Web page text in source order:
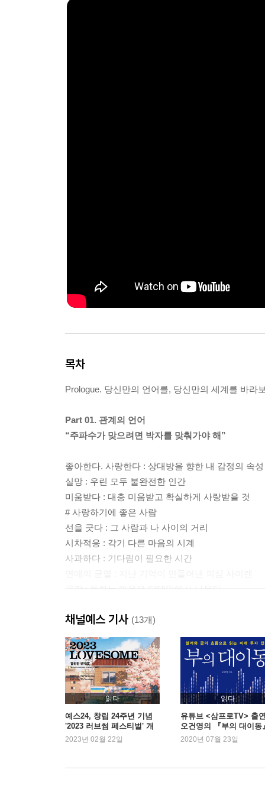
목차
Prologue. 당신만의 언어를, 당신만의 세계를 바라
Part 01. 관계의 언어
“주파수가 맞으려면 박자를 맞춰가야 해”
좋아한다. 사랑한다 : 상대방을 향한 내 감정의 속성
실망 : 우린 모두 불완전한 인간
미움받다 : 대충 미움받고 확실하게 사랑받을 것
# 사랑하기에 좋은 사람
선을 긋다 : 그 사람과 나 사이의 거리
시차적응 : 각기 다른 마음의 시계
사과하다 : 기다림이 필요한 시간
공감 : 통하는 마음은 디테일에서 나온다
이해가 안 간다 : 비난을 내포하는 말
속이 보인다 : 경험치에 기반한 어른만의 언어
뒷담화 : 부정적 감정이 깃든 일에는 룰이 필요하
미안하다 : 털어내지 말고 심어둘 것
비난 ：다정한 사람들은 말수가 적다
지질하다 ：구차하면 좀 어때
상처 : 서로의 아픔을 볼 수 있다면
포장하다 : 주는 이의 마음이 담긴 그 무엇
염치가 있다 : 내가 꼭 지키고 싶은 것
채널예스 기사 (13개)
읽다
예스24, 창립 24주년 기념
'2023 러브썸 페스티벌' 개
최
2023년 02월 22일
읽다
유튜브 <삼프로TV> 출
오건영의 『부의 대이동
새로운 1위
2020년 07월 23일